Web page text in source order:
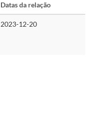
Datas da relação
2023-12-20